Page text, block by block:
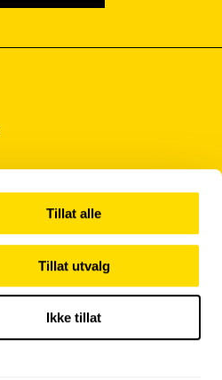
Tillat alle
Tillat utvalg
Ikke tillat